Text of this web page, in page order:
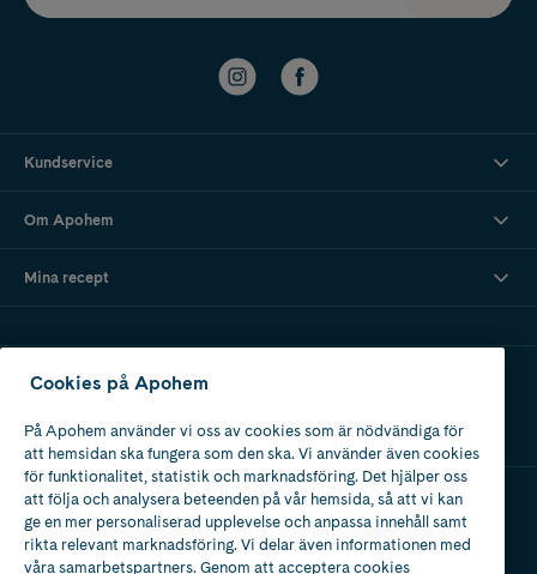
Kundservice
Om Apohem
Mina recept
Ladda ner vår app
Apotek med tillstånd
av Läkemedelsverket
Cookies på Apohem
På Apohem använder vi oss av cookies som är nödvändiga för
att hemsidan ska fungera som den ska. Vi använder även cookies
för funktionalitet, statistik och marknadsföring. Det hjälper oss
att följa och analysera beteenden på vår hemsida, så att vi kan
ge en mer personaliserad upplevelse och anpassa innehåll samt
rikta relevant marknadsföring. Vi delar även informationen med
våra samarbetspartners. Genom att acceptera cookies